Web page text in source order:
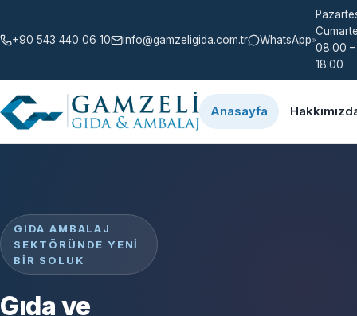
+90 543 440 06 10 info@gamzeligida.com.tr WhatsApp
08:00 –
18:00
Anasayfa
GIDA AMBALAJ
SEKTÖRÜNDE YENI
BIR SOLUK
Gıda ve